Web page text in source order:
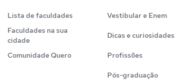
Lista de faculdades
Faculdades na sua
cidade
Comunidade Quero
Vestibular e Enem
Dicas e curiosidades
Profissões
Pós-graduação